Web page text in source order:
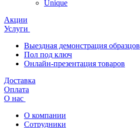
Unique
Акции
Услуги
Выездная демонстрация образцов
Пол под ключ
Онлайн-презентация товаров
Доставка
Оплата
О нас
О компании
Сотрудники